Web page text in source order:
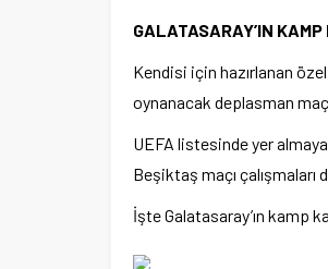
GALATASARAY’IN KAMP
Kendisi için hazırlanan
oynanacak deplasman
UEFA listesinde yer
Beşiktaş maçı çalışmaları
İşte Galatasaray’ın kamp